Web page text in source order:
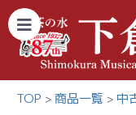
TOP 商品一覧 中